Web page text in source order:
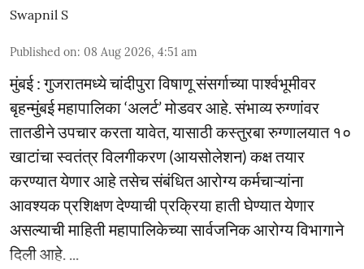
Swapnil S
Published on: 08 Aug 2026, 4:51 am
मुंबई : गुजरातमध्ये चांदीपुरा विषाणू संसर्गाच्या पार्श्वभूमीवर
बृहन्मुंबई महापालिका ‘अलर्ट’ मोडवर आहे. संभाव्य रुग्णांवर
तातडीने उपचार करता यावेत, यासाठी कस्तुरबा रुग्णालयात १०
खाटांचा स्वतंत्र विलगीकरण (आयसोलेशन) कक्ष तयार
करण्यात येणार आहे तसेच संबंधित आरोग्य कर्मचाऱ्यांना
आवश्यक प्रशिक्षण देण्याची प्रक्रिया हाती घेण्यात येणार
असल्याची माहिती महापालिकेच्या सार्वजनिक आरोग्य विभागाने
दिली आहे. ...